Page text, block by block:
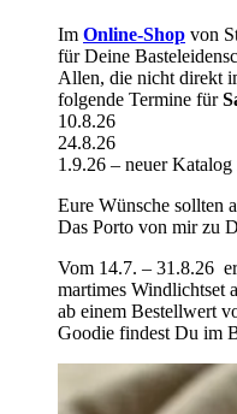
Im Online-Shop von
für Deine
Allen, die nicht direkt
folgende Termine für
10.8.26
24.8.26
1.9.26 – neuer
Eure Wünsche sollten
Das Porto von mir zu
Vom 14.7. – 31.8.26
martimes Windlichtset
ab einem Bestellwert
Goodie findest Du im